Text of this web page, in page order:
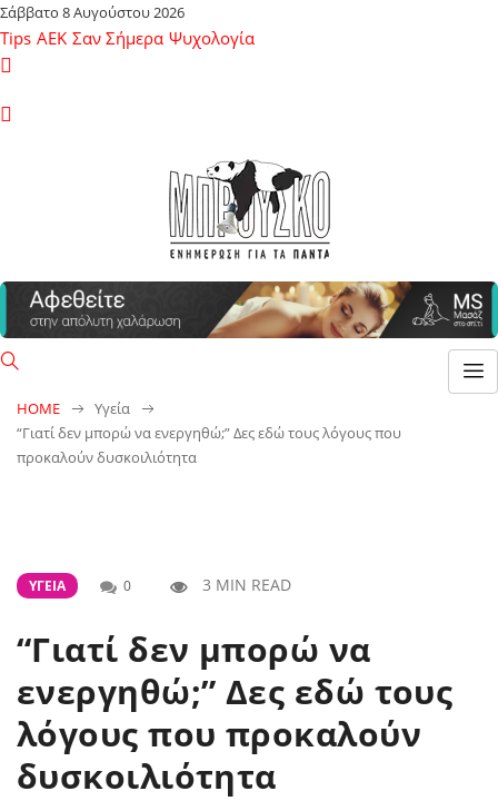
Σάββατο 8 Αυγούστου 2026
Tips ΑΕΚ Σαν Σήμερα Ψυχολογία
HOME
Υγεία
“Γιατί δεν μπορώ να ενεργηθώ;” Δες εδώ τους λόγους που
προκαλούν δυσκοιλιότητα
ΥΓΕΊΑ 0 3 MIN READ
“Γιατί δεν μπορώ να
ενεργηθώ;” Δες εδώ τους
λόγους που προκαλούν
δυσκοιλιότητα